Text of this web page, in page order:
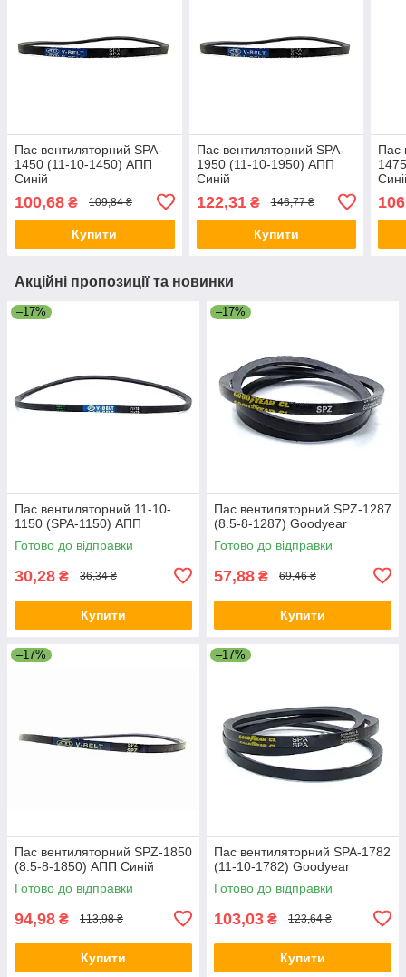
Пас вентиляторний SPA-
1450 (11-10-1450) АПП
Синій
100,68 ₴ 109,84 ₴
Купити
Пас вентиляторний SPA-
1950 (11-10-1950) АПП
Синій
122,31₴ 146,77 ₴
Купити
Пас
Акційні пропозиції та новинки
–17%
Пас вентиляторний 11-10-
1150 (SPA-1150) АПП
Готово до відправки
30,28 ₴ 36,34 ₴
Купити
–17%
Пас вентиляторний SPZ-1287
(8.5-8-1287) Goodyear
Готово до відправки
57,88 ₴ 69,46 ₴
Купити
–17%
Пас вентиляторний SPZ-1850
(8.5-8-1850) АПП Синій
Готово до відправки
94,98 ₴ 113,98 ₴
Купити
–17%
Пас вентиляторний SPA-1782
(11-10-1782) Goodyear
Готово до відправки
103,03 ₴ 123,64 ₴
Купити